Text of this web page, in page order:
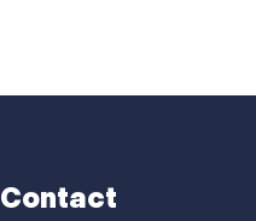
Contact